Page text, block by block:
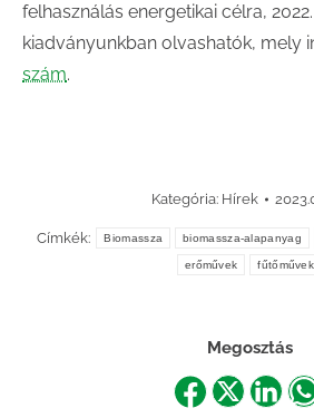
felhasználás energetikai célra,
kiadványunkban olvashatók, mely
szám.
Kategória: Hírek
Címkék: Biomassza biomassza-alapanyag
erőművek fűtőművek
Megosztás
ShareShareShare